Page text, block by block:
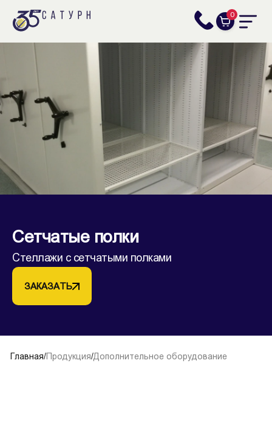
0
Сетчатые полки
Стеллажи с сетчатыми полками
ЗАКАЗАТЬ
Главная/Продукция/Дополнительное оборудование